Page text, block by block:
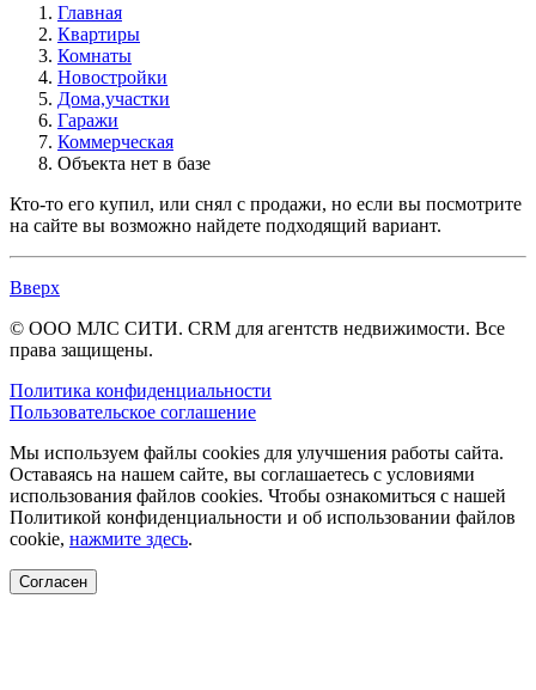
Главная
Квартиры
Комнаты
Новостройки
Дома,участки
Гаражи
Коммерческая
Объекта нет в базе
Кто-то его купил, или снял с продажи, но если вы посмотрите
на сайте вы возможно найдете подходящий вариант.
Вверх
© ООО МЛС СИТИ. CRM для агентств недвижимости. Все
права защищены.
Политика конфиденциальности
Пользовательское соглашение
Мы используем файлы cookies для улучшения работы сайта.
Оставаясь на нашем сайте, вы соглашаетесь с условиями
использования файлов cookies. Чтобы ознакомиться с нашей
Политикой конфиденциальности и об использовании файлов
cookie, нажмите здесь.
Согласен